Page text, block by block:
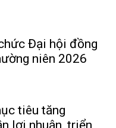
Đại hội đồng
niên 2026
tiêu tăng